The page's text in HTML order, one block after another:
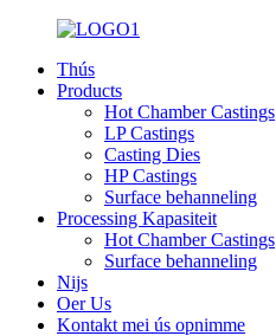
Thús
Products
Hot Chamber Castings
LP Castings
Casting Dies
HP Castings
Surface behanneling
Processing Kapasiteit
Hot Chamber Castings
Surface behanneling
Nijs
Oer Us
Kontakt mei ús opnimme